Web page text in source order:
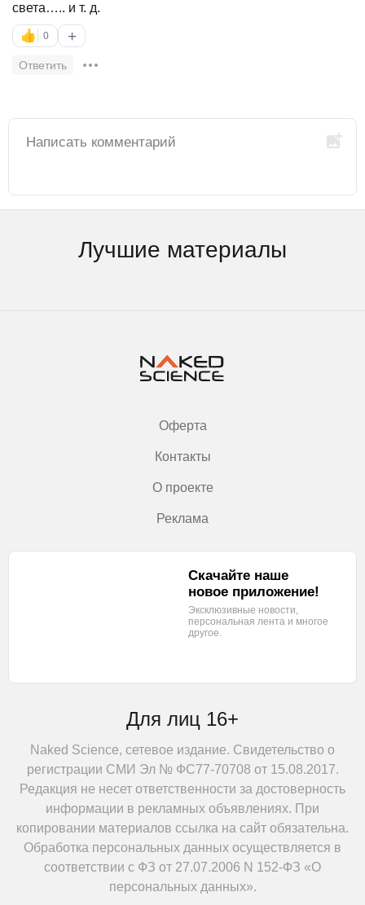
света….. и т. д.
👍 0 +
Ответить
Лучшие материалы
Оферта
Контакты
О проекте
Реклама
Для лиц 16+
Naked Science, сетевое издание. Свидетельство о
регистрации СМИ Эл № ФС77-70708 от 15.08.2017.
Редакция не несет ответственности за достоверность
информации в рекламных объявлениях. При
копировании материалов ссылка на сайт обязательна.
Обработка персональных данных осуществляется в
соответствии с ФЗ от 27.07.2006 N 152-ФЗ «О
персональных данных».
Скачайте наше
новое приложение!
Эксклюзивные новости,
персональная лента и многое
другое.